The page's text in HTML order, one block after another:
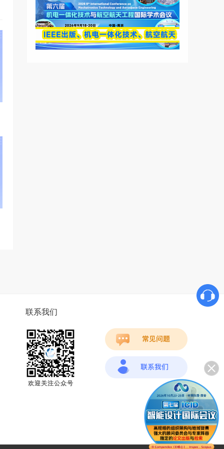
联系我们
欢迎关注公众号